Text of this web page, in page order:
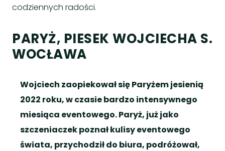
codziennych radości.
PARYŻ, PIESEK WOJCIECHA S.
WOCŁAWA
Wojciech zaopiekował się Paryżem jesienią
2022 roku, w czasie bardzo intensywnego
miesiąca eventowego. Paryż, już jako
szczeniaczek poznał kulisy eventowego
świata, przychodził do biura, podróżował,